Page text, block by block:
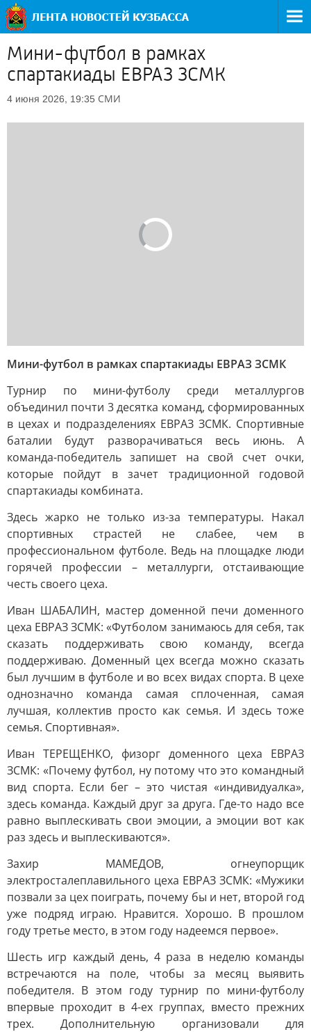
Мини-футбол в рамках
спартакиады ЕВРАЗ ЗСМК
4 июня 2026, 19:35 СМИ
Мини-футбол в рамках спартакиады ЕВРАЗ ЗСМК
Турнир по мини-футболу среди металлургов
объединил почти 3 десятка команд, сформированных
в цехах и подразделениях ЕВРАЗ ЗСМК. Спортивные
баталии будут разворачиваться весь июнь. А
команда-победитель запишет на свой счет очки,
которые пойдут в зачет традиционной годовой
спартакиады комбината.
Здесь жарко не только из-за температуры. Накал
спортивных страстей не слабее, чем в
профессиональном футболе. Ведь на площадке люди
горячей профессии – металлурги, отстаивающие
честь своего цеха.
Иван ШАБАЛИН, мастер доменной печи доменного
цеха ЕВРАЗ ЗСМК: «Футболом занимаюсь для себя, так
сказать поддерживать свою команду, всегда
поддерживаю. Доменный цех всегда можно сказать
был лучшим в футболе и во всех видах спорта. В цехе
однозначно команда самая сплоченная, самая
лучшая, коллектив просто как семья. И здесь тоже
семья. Спортивная».
Иван ТЕРЕЩЕНКО, физорг доменного цеха ЕВРАЗ
ЗСМК: «Почему футбол, ну потому что это командный
вид спорта. Если бег – это чистая «индивидуалка»,
здесь команда. Каждый друг за друга. Где-то надо все
равно выплескивать свои эмоции, а эмоции вот как
раз здесь и выплескиваются».
Захир МАМЕДОВ, огнеупорщик
электросталеплавильного цеха ЕВРАЗ ЗСМК: «Мужики
позвали за цех поиграть, почему бы и нет, второй год
уже подряд играю. Нравится. Хорошо. В прошлом
году третье место, в этом году надеемся первое».
Шесть игр каждый день, 4 раза в неделю команды
встречаются на поле, чтобы за месяц выявить
победителя. В этом году турнир по мини-футболу
впервые проходит в 4-ех группах, вместо прежних
трех. Дополнительную организовали для